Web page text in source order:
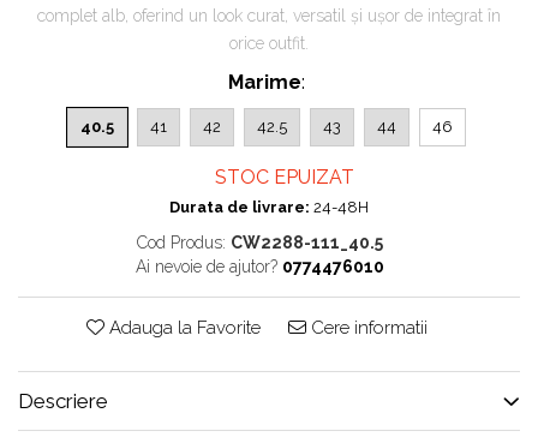
327
Air Presto
Alte Modele
Basketball
complet alb, oferind un look curat, versatil și ușor de integrat în
orice outfit.
Marime:
40.5 41 42 42.5 43 44 46
STOC EPUIZAT
Durata de livrare: 24-48H
Cod Produs: CW2288-111_40.5
Ai nevoie de ajutor? 0774476010
Adauga la Favorite Cere informatii
Descriere